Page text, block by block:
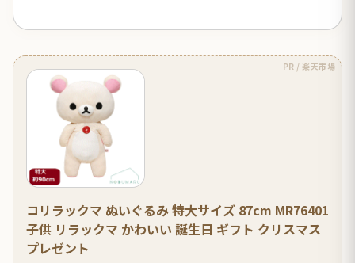
PR / 楽天市場
コリラックマ ぬいぐるみ 特大サイズ 87cm MR76401
子供 リラックマ かわいい 誕生日 ギフト クリスマス
プレゼント